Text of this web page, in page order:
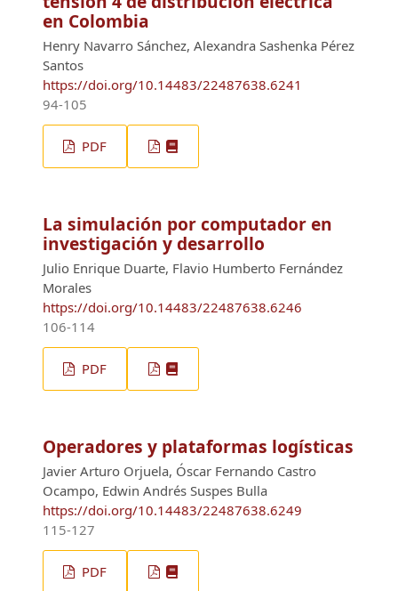
en Colombia
Henry Navarro Sánchez, Alexandra Sashenka Pérez
Santos
https://doi.org/10.14483/22487638.6241
94-105
PDF
La simulación por computador en
investigación y desarrollo
Julio Enrique Duarte, Flavio Humberto Fernández
Morales
https://doi.org/10.14483/22487638.6246
106-114
PDF
Operadores y plataformas logísticas
Javier Arturo Orjuela, Óscar Fernando Castro
Ocampo, Edwin Andrés Suspes Bulla
https://doi.org/10.14483/22487638.6249
115-127
PDF